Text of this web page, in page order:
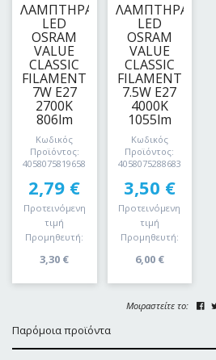
ΛΑΜΠΤΗΡΑΣ
LED
OSRAM
VALUE
CLASSIC
FILAMENT
7W E27
2700Κ
806lm
Κωδικός
Προϊόντος:
4058075819658
2,79 €
Προτεινόμενη
τιμή
Προμηθευτή:
3,30 €
ΛΑΜΠΤΗΡΑΣ
LED
OSRAM
VALUE
CLASSIC
FILAMENT
7.5W E27
4000Κ
1055lm
Κωδικός
Προϊόντος:
4058075288683
3,50 €
Προτεινόμενη
τιμή
Προμηθευτή:
6,00 €
Μοιραστείτε το:
Παρόμοια προϊόντα